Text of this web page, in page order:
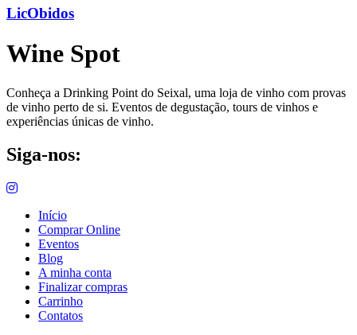
LicObidos
Wine Spot
Conheça a Drinking Point do Seixal, uma loja de vinho com provas
de vinho perto de si. Eventos de degustação, tours de vinhos e
experiências únicas de vinho.
Siga-nos:
Início
Comprar Online
Eventos
Blog
A minha conta
Finalizar compras
Carrinho
Contatos